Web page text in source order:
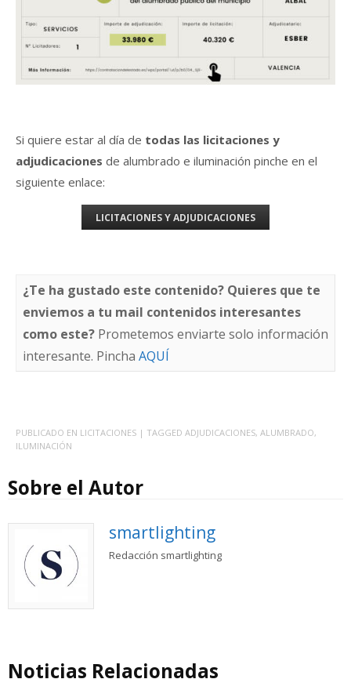
Si quiere estar al día de todas las licitaciones y
adjudicaciones de alumbrado e iluminación pinche en el
siguiente enlace:
LICITACIONES Y ADJUDICACIONES
¿Te ha gustado este contenido? Quieres que te
enviemos a tu mail contenidos interesantes
como este? Prometemos enviarte solo información
interesante. Pincha AQUÍ
PUBLICADO EN LICITACIONES | TAGGED ADJUDICACIONES, ALUMBRADO,
ILUMINACIÓN
Sobre el Autor
smartlighting
Redacción smartlighting
Noticias Relacionadas